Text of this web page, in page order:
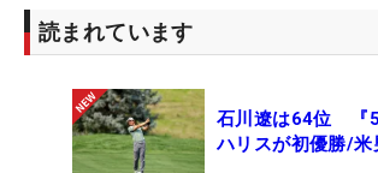
読まれています
石川遼は64位 『
ハリスが初優勝/米